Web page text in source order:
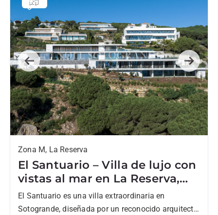
Previous Next
Zona M, La Reserva
El Santuario – Villa de lujo con
vistas al mar en La Reserva,
Sotogrande
El Santuario es una villa extraordinaria en
Sotogrande, diseñada por un reconocido arquitecto